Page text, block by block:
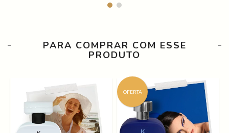
PARA COMPRAR COM ESSE
PRODUTO
OFERTA